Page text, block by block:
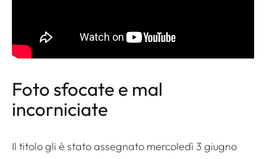
Foto sfocate e mal
incorniciate
Il titolo gli è stato assegnato mercoledì 3 giugno